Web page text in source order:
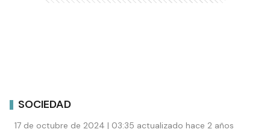
SOCIEDAD
17 de octubre de 2024 | 03:35 actualizado hace 2 años